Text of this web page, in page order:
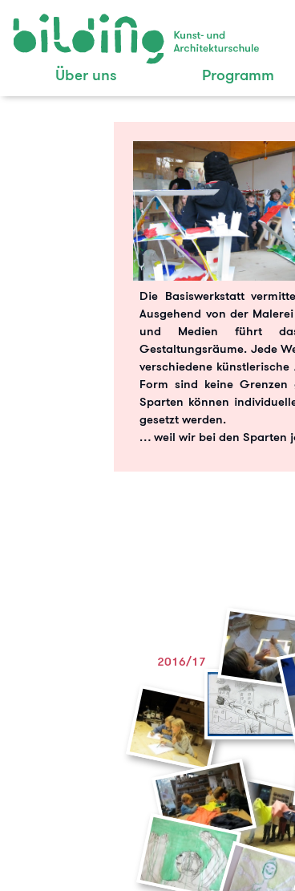
Über uns Programm
Die Basiswerkstatt
Ausgehend von der
und Medien führt
Gestaltungsräume. Jede
verschiedene
Form sind keine Grenzen
Sparten können
gesetzt werden.
… weil wir bei den Sparten
2016/17